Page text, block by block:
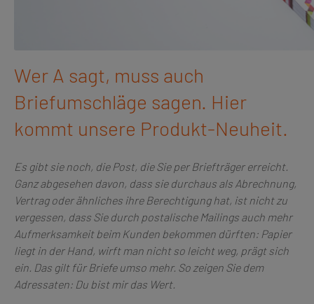
Wer A sagt, muss auch
Briefumschläge sagen. Hier
kommt unsere Produkt-Neuheit.
Es gibt sie noch, die Post, die Sie per Briefträger erreicht.
Ganz abgesehen davon, dass sie durchaus als Abrechnung,
Vertrag oder ähnliches ihre Berechtigung hat, ist nicht zu
vergessen, dass Sie durch postalische Mailings auch mehr
Aufmerksamkeit beim Kunden bekommen dürften: Papier
liegt in der Hand, wirft man nicht so leicht weg, prägt sich
ein. Das gilt für Briefe umso mehr. So zeigen Sie dem
Adressaten: Du bist mir das Wert.